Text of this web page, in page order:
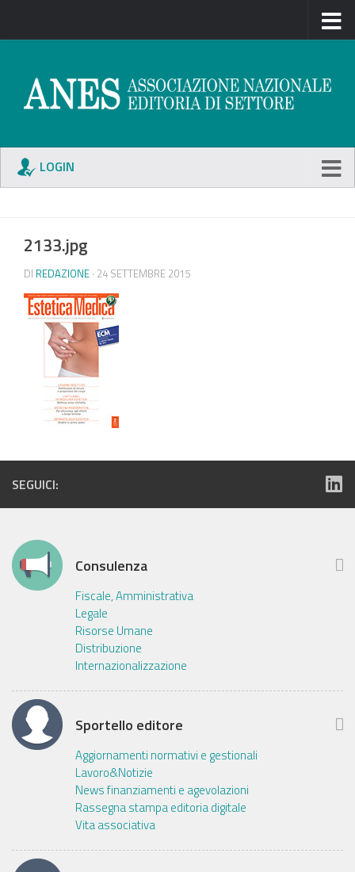
LOGIN
2133.jpg
DI REDAZIONE · 24 SETTEMBRE 2015
SEGUICI:
Consulenza
Fiscale, Amministrativa
Legale
Risorse Umane
Distribuzione
Internazionalizzazione
Sportello editore
Aggiornamenti normativi e gestionali
Lavoro&Notizie
News finanziamenti e agevolazioni
Rassegna stampa editoria digitale
Vita associativa